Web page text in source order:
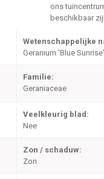
ons
beschikbaar
Wetenschappelijke
Geranium 'Blue Sunrise'
Familie:
Geraniaceae
Veelkleurig blad:
Nee
Zon / schaduw:
Zon